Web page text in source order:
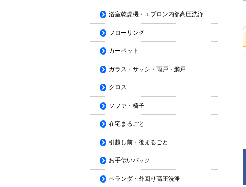
浴室乾燥機・エプロン内部高圧洗浄
フローリング
カーペット
ガラス・サッシ・雨戸・網戸
クロス
ソファ・椅子
在宅まるごと
引越し前・後まるごと
お手伝いパック
ベランダ・外回り高圧洗浄